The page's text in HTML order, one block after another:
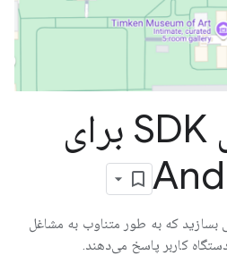
مکان‌های SDK برای
بسازید که به طور متناوب به مشاغل
کاربر پاسخ می‌دهند.